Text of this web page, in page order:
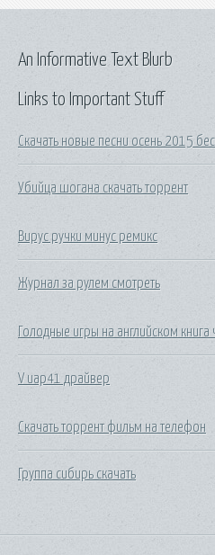
Links to Important Stuff
Скачать новые песни осень 2015
Убийца шогана скачать торрент
Вирус ручки минус ремикс
Журнал за рулем смотреть
Голодные игры на английском книга
V uap41 драйвер
Скачать торрент фильм на телефон
Группа сибирь скачать
An Informative Text Blurb